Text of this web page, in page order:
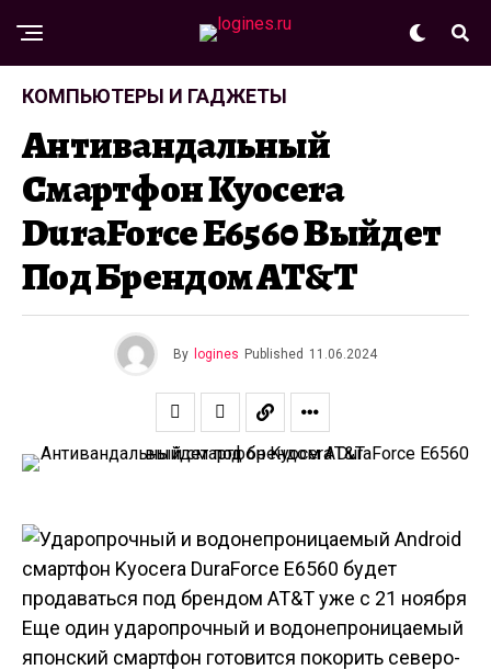
КОМПЬЮТЕРЫ И ГАДЖЕТЫ
Антивандальный
Смартфон Kyocera
DuraForce E6560 Выйдет
Под Брендом AT&T
By logines Published 11.06.2024
Еще один ударопрочный и водонепроницаемый
японский смартфон готовится покорить северо-